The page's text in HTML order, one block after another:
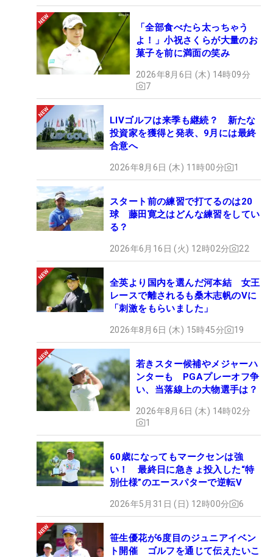
「全部食べたら太っちゃう
よ！」小祝さくらが大量のお
菓子を前に満面の笑み
2026年8月6日 (木) 14時09分
7
LIVゴルフは来季も継続？ 新たな
投資家を獲得と発表、9月には最終
合意へ
2026年8月6日 (木) 11時00分 1
スタート前の練習で打てるのは20
球 藤田寛之はどんな練習をしてい
る？
2026年6月16日 (火) 12時02分 22
全英より国内を選んだ河本結 女王
レースで離されるも桑木志帆のVに
「刺激をもらいました」
2026年8月6日 (木) 15時45分 19
若きスター候補やメジャーハ
ンターも PGAプレーオフ争
い、当落線上の大物選手は？
2026年8月6日 (木) 14時02分
1
60歳になってもマークセンは強
い！ 最終日に急きょ投入した“特
別仕様”のエースパターで逆転V
2026年5月31日 (日) 12時00分 6
笹生優花が6度目のジュニアイベン
ト開催 ゴルフを通じて伝えたいこ